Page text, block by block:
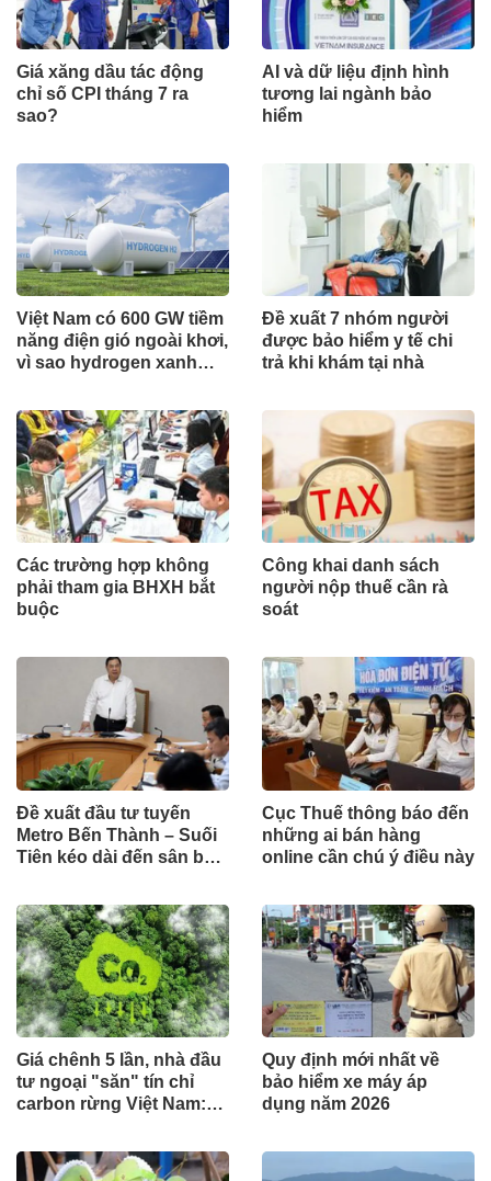
Giá xăng dầu tác động
chỉ số CPI tháng 7 ra
sao?
AI và dữ liệu định hình
tương lai ngành bảo
hiểm
Việt Nam có 600 GW tiềm
năng điện gió ngoài khơi,
vì sao hydrogen xanh
Đề xuất 7 nhóm người
được bảo hiểm y tế chi
trả khi khám tại nhà
Các trường hợp không
phải tham gia BHXH bắt
buộc
Công khai danh sách
người nộp thuế cần rà
soát
Đề xuất đầu tư tuyến
Metro Bến Thành – Suối
Tiên kéo dài đến sân bay
thức công trình cấp bách
Cục Thuế thông báo đến
những ai bán hàng
online cần chú ý điều này
Giá chênh 5 lần, nhà đầu
tư ngoại "săn" tín chỉ
carbon rừng Việt Nam:
Quy định mới nhất về
bảo hiểm xe máy áp
dụng năm 2026